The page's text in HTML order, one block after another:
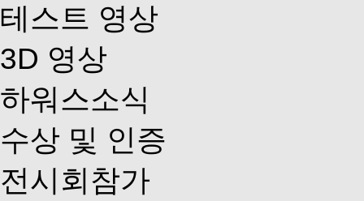
테스트 영상
3D 영상
하워스소식
수상 및 인증
전시회참가